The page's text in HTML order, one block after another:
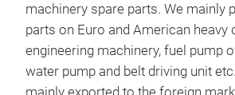
machinery spare parts. We mainly
parts on Euro and American heavy
engineering machinery, fuel pump
water pump and belt driving unit